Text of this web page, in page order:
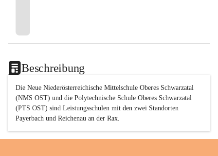
Beschreibung
Die Neue Niederösterreichische Mittelschule Oberes Schwarzatal
(NMS OST) und die Polytechnische Schule Oberes Schwarzatal
(PTS OST) sind Leistungsschulen mit den zwei Standorten
Payerbach und Reichenau an der Rax.